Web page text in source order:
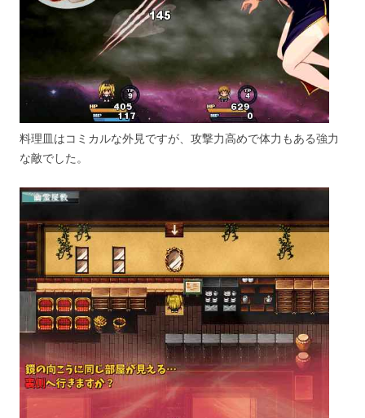
料理皿はコミカルな外見ですが、攻撃力高めで体力もある強力
な敵でした。